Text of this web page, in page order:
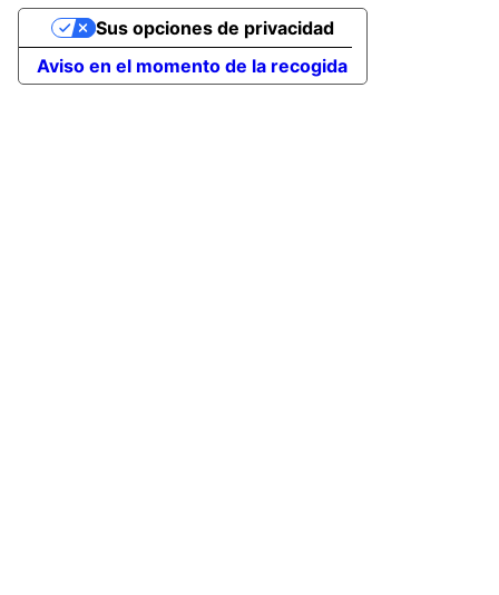
Aviso en el momento de la recogida
Sus opciones de privacidad